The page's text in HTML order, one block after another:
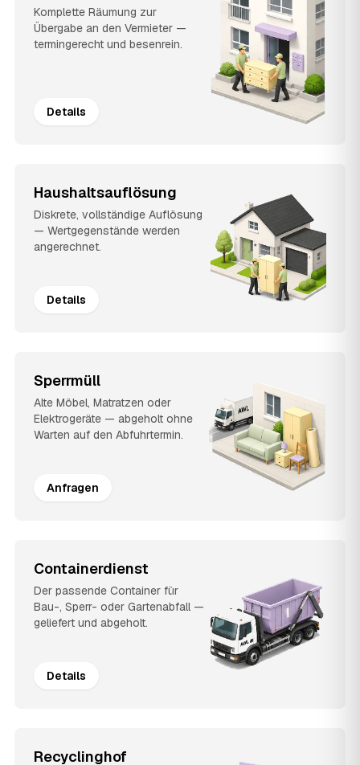
Komplette Räumung zur
Übergabe an den Vermieter —
termingerecht und besenrein.
Details
Haushaltsauflösung
Diskrete, vollständige Auflösung
— Wertgegenstände werden
angerechnet.
Details
Sperrmüll
Alte Möbel, Matratzen oder
Elektrogeräte — abgeholt ohne
Warten auf den Abfuhrtermin.
Anfragen
Containerdienst
Der passende Container für
Bau-, Sperr- oder Gartenabfall —
geliefert und abgeholt.
Details
Recyclinghof